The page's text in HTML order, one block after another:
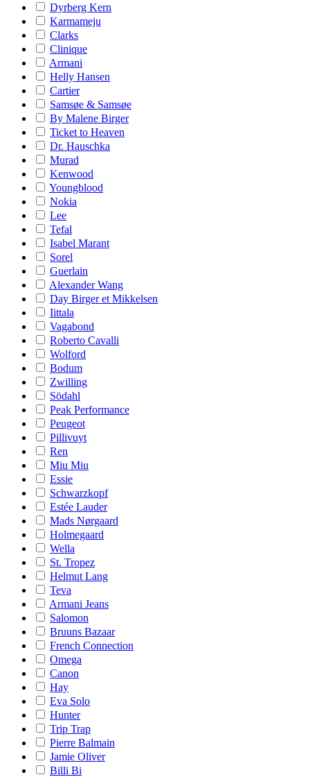
Dyrberg Kern
Karmameju
Clarks
Clinique
Armani
Helly Hansen
Cartier
Samsøe & Samsøe
By Malene Birger
Ticket to Heaven
Dr. Hauschka
Murad
Kenwood
Youngblood
Nokia
Lee
Tefal
Isabel Marant
Sorel
Guerlain
Alexander Wang
Day Birger et Mikkelsen
Iittala
Vagabond
Roberto Cavalli
Wolford
Bodum
Zwilling
Södahl
Peak Performance
Peugeot
Pillivuyt
Ren
Miu Miu
Essie
Schwarzkopf
Estée Lauder
Mads Nørgaard
Holmegaard
Wella
St. Tropez
Helmut Lang
Teva
Armani Jeans
Salomon
Bruuns Bazaar
French Connection
Omega
Canon
Hay
Eva Solo
Hunter
Trip Trap
Pierre Balmain
Jamie Oliver
Billi Bi